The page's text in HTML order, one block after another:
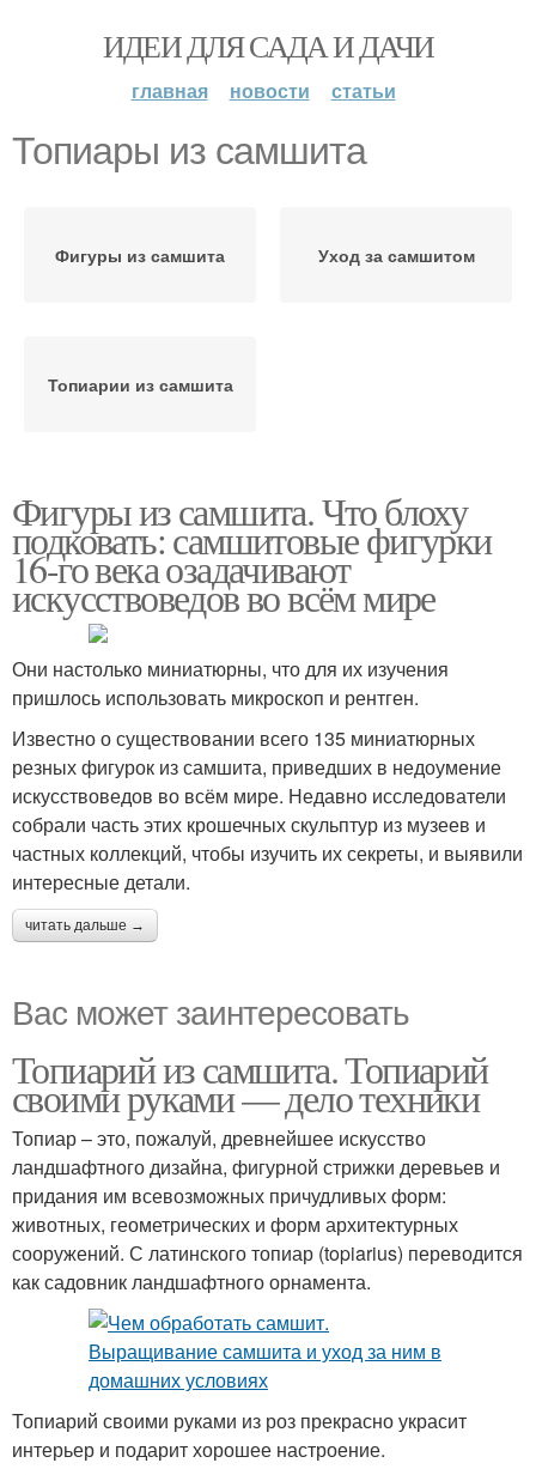
ИДЕИ ДЛЯ САДА И ДАЧИ
главная новости статьи
Топиары из самшита
Фигуры из самшита Уход за самшитом
Топиарии из самшита
Фигуры из самшита. Что блоху
подковать: самшитовые фигурки
16-го века озадачивают
искусствоведов во всём мире
Они настолько миниатюрны, что для их изучения
пришлось использовать микроскоп и рентген.
Известно о существовании всего 135 миниатюрных
резных фигурок из самшита, приведших в недоумение
искусствоведов во всём мире. Недавно исследователи
собрали часть этих крошечных скульптур из музеев и
частных коллекций, чтобы изучить их секреты, и выявили
интересные детали.
читать дальше →
Вас может заинтересовать
Топиарий из самшита. Топиарий
своими руками — дело техники
Топиар – это, пожалуй, древнейшее искусство
ландшафтного дизайна, фигурной стрижки деревьев и
придания им всевозможных причудливых форм:
животных, геометрических и форм архитектурных
сооружений. С латинского топиар (topiarius) переводится
как садовник ландшафтного орнамента.
Топиарий своими руками из роз прекрасно украсит
интерьер и подарит хорошее настроение.